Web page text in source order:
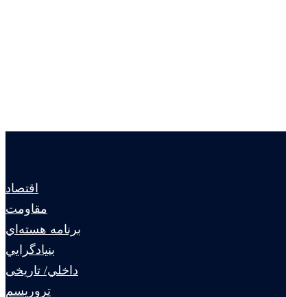
اقتصاد
مقاومت
برنامه هسته‌اي
بنيادگرايي
داخلي/ تاریخی
تروريسم